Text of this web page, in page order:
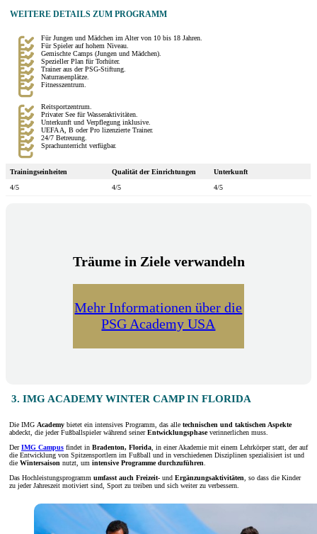
WEITERE DETAILS ZUM PROGRAMM
Für Jungen und Mädchen im Alter von 10 bis 18 Jahren.
Für Spieler auf hohem Niveau.
Gemischte Camps (Jungen und Mädchen).
Spezieller Plan für Torhüter.
Trainer aus der PSG-Stiftung.
Naturrasenplätze.
Fitnesszentrum.
Reitsportzentrum.
Privater See für Wasseraktivitäten.
Unterkunft und Verpflegung inklusive.
UEFA A, B oder Pro lizenzierte Trainer.
24/7 Betreuung.
Sprachunterricht verfügbar.
Trainingseinheiten Qualität der Einrichtungen
Unterkunft
4/5
4/5 4/5
Träume in Ziele verwandeln
Mehr Informationen über die
PSG Academy USA
3. IMG ACADEMY WINTER CAMP IN FLORIDA
Die IMG Academy bietet ein intensives Programm, das alle technischen und taktischen Aspekte
abdeckt, die jeder Fußballspieler während seinerEntwicklungsphaseverinnerlichen muss.
DerIMG Campus findet in Bradenton, Florida, in einer Akademie mit einem Lehrkörper statt, der auf
die Entwicklung von Spitzensportlern im Fußball und in verschiedenen Disziplinen spezialisiert ist und
die Wintersaison nutzt, um intensive Programme durchzuführen.
Das Hochleistungsprogramm umfasst auch Freizeit- und Ergänzungsaktivitäten, so dass die Kinder
zu jeder Jahreszeit motiviert sind, Sport zu treiben und sich weiter zu verbessern.